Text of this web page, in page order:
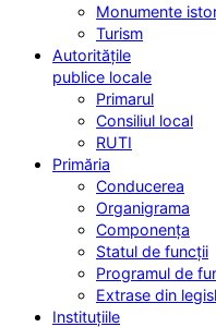
Monumente
Turism
Autoritățile
publice locale
Primarul
Consiliul local
RUTI
Primăria
Conducerea
Organigrama
Componența
Statul de funcții
Programul de
Extrase din
Instituțiile